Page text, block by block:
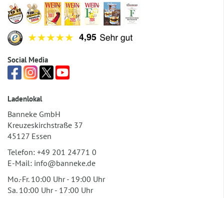
Social Media
Ladenlokal
Banneke GmbH
Kreuzeskirchstraße 37
45127 Essen
Telefon: +49 201 24771 0
E-Mail: info@banneke.de
Mo.-Fr. 10:00 Uhr - 19:00 Uhr
Sa. 10:00 Uhr - 17:00 Uhr